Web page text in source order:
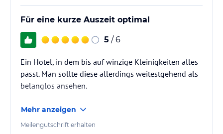
Für eine kurze Auszeit optimal
5 / 6
Ein Hotel, in dem bis auf winzige Kleinigkeiten alles
passt. Man sollte diese allerdings weitestgehend als
belanglos ansehen.
Mehr anzeigen
Meilengutschrift erhalten